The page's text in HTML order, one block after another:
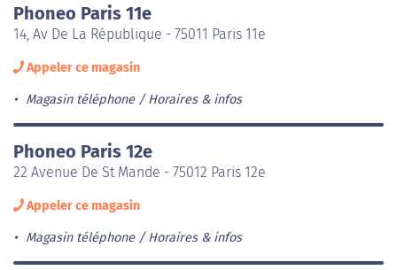
Phoneo Paris 11e
14, Av De La République - 75011 Paris 11e
Appeler ce magasin
Magasin téléphone Horaires & infos
Phoneo Paris 12e
22 Avenue De St Mande - 75012 Paris 12e
Appeler ce magasin
Magasin téléphone Horaires & infos